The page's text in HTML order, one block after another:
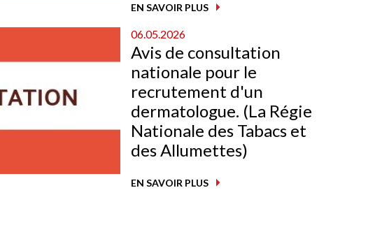
EN SAVOIR PLUS
06.05.2026
Avis de consultation
nationale pour le
recrutement d'un
dermatologue. (La Régie
Nationale des Tabacs et
des Allumettes)
EN SAVOIR PLUS